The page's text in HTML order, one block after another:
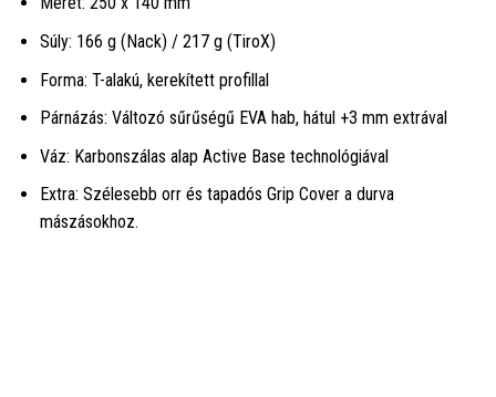
Súly: 166 g (Nack) / 217 g (TiroX)
Forma: T-alakú, kerekített profillal
Párnázás: Változó sűrűségű EVA hab, hátul +3 mm extrával
Váz: Karbonszálas alap Active Base technológiával
Extra: Szélesebb orr és tapadós Grip Cover a durva
mászásokhoz.